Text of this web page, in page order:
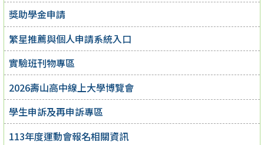
獎助學金申請
繁星推薦與個人申請系統入口
實驗班刊物專區
2026壽山高中線上大學博覽會
學生申訴及再申訴專區
113年度運動會報名相關資訊